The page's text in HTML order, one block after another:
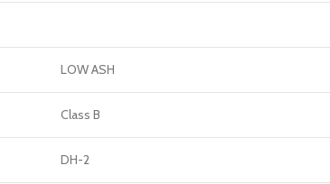
LOW ASH
Class B
DH-2